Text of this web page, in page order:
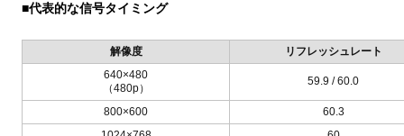
■代表的な信号タイミング
解像度
リフレッシュレート
640×480
（480p）
59.9 / 60.0
800×600
60.3